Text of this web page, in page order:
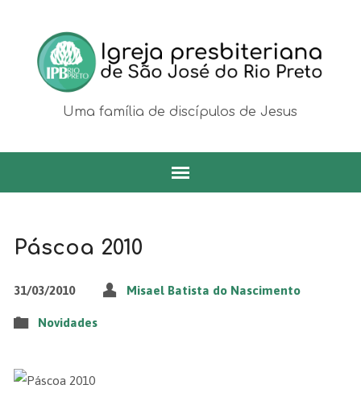
Uma família de discípulos de Jesus
Páscoa 2010
31/03/2010 Misael Batista do Nascimento
Novidades